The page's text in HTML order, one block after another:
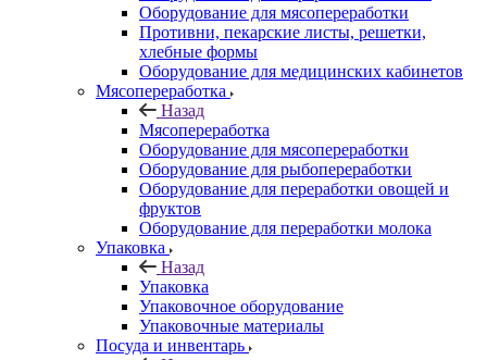
Оборудование для мясопереработки
Противни, пекарские листы, решетки,
хлебные формы
Оборудование для медицинских кабинетов
Мясопереработка
Назад
Мясопереработка
Оборудование для мясопереработки
Оборудование для рыбопереработки
Оборудование для переработки овощей и
фруктов
Оборудование для переработки молока
Упаковка
Назад
Упаковка
Упаковочное оборудование
Упаковочные материалы
Посуда и инвентарь